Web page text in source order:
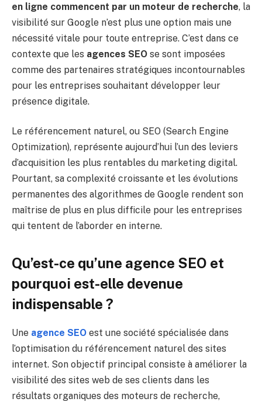
en ligne commencent par un moteur de recherche, la
visibilité sur Google n’est plus une option mais une
nécessité vitale pour toute entreprise. C’est dans ce
contexte que les agences SEO se sont imposées
comme des partenaires stratégiques incontournables
pour les entreprises souhaitant développer leur
présence digitale.
Le référencement naturel, ou SEO (Search Engine
Optimization), représente aujourd’hui l’un des leviers
d’acquisition les plus rentables du marketing digital.
Pourtant, sa complexité croissante et les évolutions
permanentes des algorithmes de Google rendent son
maîtrise de plus en plus difficile pour les entreprises
qui tentent de l’aborder en interne.
Qu’est-ce qu’une agence SEO et
pourquoi est-elle devenue
indispensable ?
Une agence SEO est une société spécialisée dans
l’optimisation du référencement naturel des sites
internet. Son objectif principal consiste à améliorer la
visibilité des sites web de ses clients dans les
résultats organiques des moteurs de recherche,